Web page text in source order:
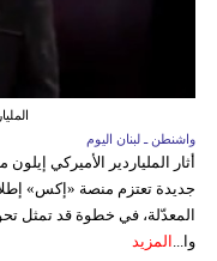
واشنطن ـ لبنان اليوم
أثار الملياردير الأميركي
جديدة تعتزم منصة «إكس»
المعدّلة، في خطوة قد تمثل
وا... المزيد